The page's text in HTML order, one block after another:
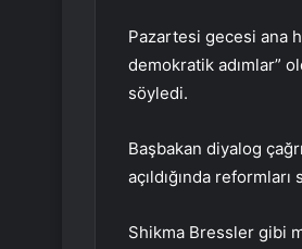
Pazartesi gecesi ana
demokratik adımlar”
söyledi.
Başbakan diyalog
açıldığında
Shikma Bressler gibi